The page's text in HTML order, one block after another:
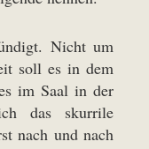
Nicht um
soll es in dem
im Saal in der
das skurrile
nach und nach